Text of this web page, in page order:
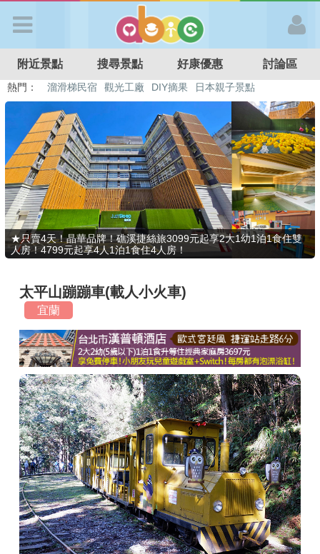
APP登入
首 頁
搜尋景點
好康優惠
最新消息
最新留言
商家合作
推薦景點
討論區
聯絡我們
APP下載
附近景點 搜尋景點 好康優惠 討論區
熱門： 溜滑梯民宿 觀光工廠 DIY摘果
日本親子景點
特色遊戲場
親子住房優惠 台北親子餐廳 溫泉泡湯SPA
★只賣4天！晶華品牌！礁溪捷絲旅3099元起享2大1幼1泊1食住雙
人房！4799元起享4人1泊1食住4人房！
太平山蹦蹦車(載人小火車)
宜蘭